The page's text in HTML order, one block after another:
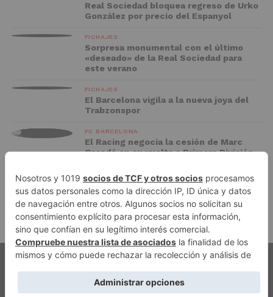
Real Sociedad bloquea regreso de Urko
González por precio del Espanyol
FICHAJES
Sorpresa monumental con el último
«deseado» de la Real Sociedad para
este verano
FICHAJES
El Barcelona vigila a la nueva joya del
Trabzonspor
FC BARCELONA
El Racing negocia la cesión de Marc
Casadó en su vuelta a Primera División
ADVERTISEMENT
AVISO LEGAL POLÍTICA DE PRIVACIDAD